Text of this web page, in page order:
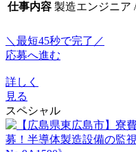
仕事内容 製造エンジニア
＼最短45秒で完了／
応募へ進む
詳しく
見る
スペシャル